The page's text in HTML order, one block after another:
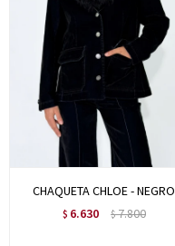
CHAQUETA CHLOE - NEGRO
$ 6.630 $7.800